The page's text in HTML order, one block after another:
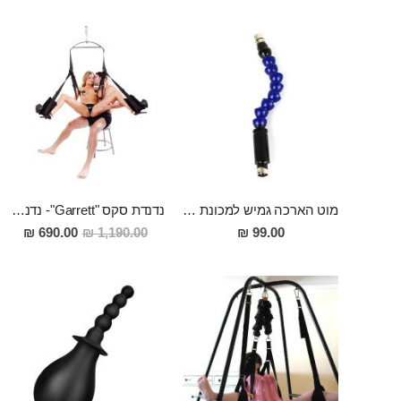
מוט הארכה גמיש למכונת סקס 30 סמ אורך 2.5 סמ רוחב
99.00 ₪
נדנדת סקס "Garrett"- נדנדה לאוהבים
1,190.00 ₪
מחיר
מבצע
690.00 ₪